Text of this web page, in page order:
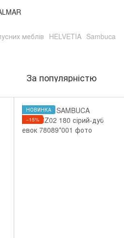
меблів HELVETIA Sambuca
За популярністю
НОВИНКА
−15%